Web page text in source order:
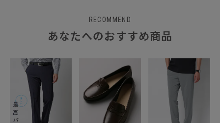
RECOMMEND
あなたへのおすすめ商品